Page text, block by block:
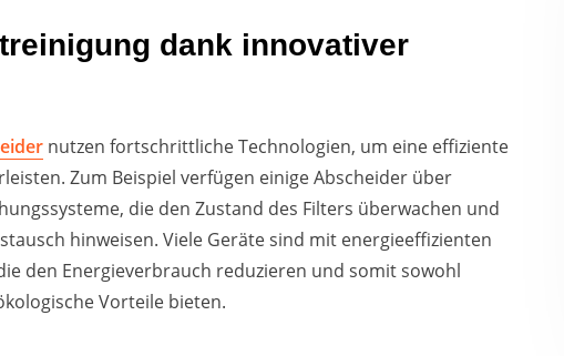
dank innovativer
nutzen fortschrittliche Technologien, um eine effiziente
Zum Beispiel verfügen einige Abscheider über
die den Zustand des Filters überwachen und
hinweisen. Viele Geräte sind mit energieeffizienten
den Energieverbrauch reduzieren und somit sowohl
Vorteile bieten.